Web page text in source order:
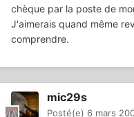
chèque par la poste de
J'aimerais quand même
comprendre.
mic29s
Posté(e) 6 mars